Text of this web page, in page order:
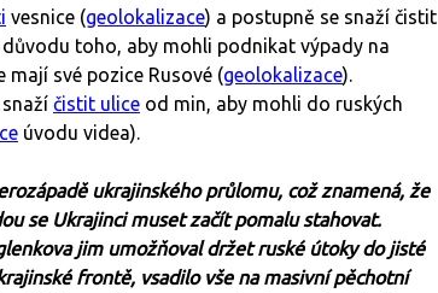
vesnice (geolokalizace) a postupně se snaží čistit
toho, aby mohli podnikat výpady na
mají své pozice Rusové (geolokalizace).
čistit ulice od min, aby mohli do ruských
úvodu videa).
ukrajinského průlomu, což znamená, že
se Ukrajinci muset začít pomalu stahovat.
jim umožňoval držet ruské útoky do jisté
frontě, vsadilo vše na masivní pěchotní